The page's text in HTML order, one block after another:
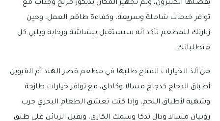
يفضلها الكثيرون، وتم تجهيز المكان بديكور مريح وجذاب مع
توافر خدمات شاملة وسريعة، وكفاءة طاقم العمل، وحين
زيارتك للمطعم تأكد أنه سيستقبل ببشاشة ورحابة ويلبي كل
متطلباتك.
من ألذ الخيارات المتاح طلبها في مطعم قصر الهند أم القيوين
أطباق الدجاج كدجاج مسالا وكاداي، مع توافر خيارات طازجة
وشهية لأطباق اللحم، وإذا كنت تعشق الطعام البحري جرب
روبيان مسالا ودال تدكا وسمك الكاري، ويقبل الزبائن على طبق